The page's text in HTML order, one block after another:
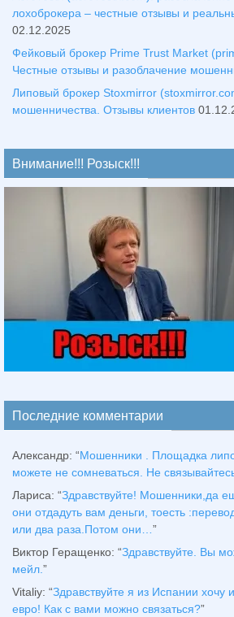
лохоброкера – честные отзывы и
02.12.2025
Фейковый брокер Prime Trust Market
Честные отзывы и разоблачение
Липовый брокер Stoxmirror
мошенничества. Отзывы клиентов
Внимание!!! Розыск!!!
Последние комментарии
Александр: “Мошенники . Площадка
можете не сомневаться. Не
Лариса: “Здравствуйтe! Мошенники,да
они отдадуть вам деньги, тоесть
или два раза.Потом они…”
Виктор Геращенко: “Здравствуйте. Вы
мейл.”
Vitaliy: “Здравствуйте я из Испании хочу
евро! Как с вами можно связаться?”